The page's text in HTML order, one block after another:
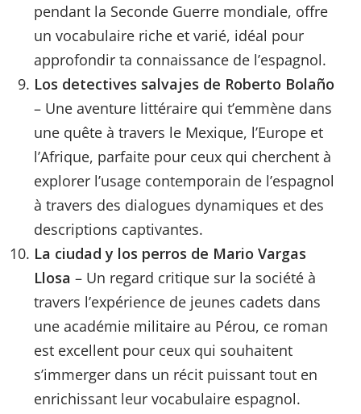
pendant la Seconde Guerre mondiale, offre
un vocabulaire riche et varié, idéal pour
approfondir ta connaissance de l’espagnol.
Los detectives salvajes de Roberto Bolaño
– Une aventure littéraire qui t’emmène dans
une quête à travers le Mexique, l’Europe et
l’Afrique, parfaite pour ceux qui cherchent à
explorer l’usage contemporain de l’espagnol
à travers des dialogues dynamiques et des
descriptions captivantes.
La ciudad y los perros de Mario Vargas
Llosa – Un regard critique sur la société à
travers l’expérience de jeunes cadets dans
une académie militaire au Pérou, ce roman
est excellent pour ceux qui souhaitent
s’immerger dans un récit puissant tout en
enrichissant leur vocabulaire espagnol.